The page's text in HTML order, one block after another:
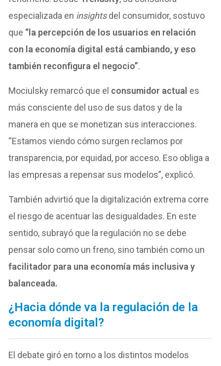
especializada en insightsdel consumidor, sostuvo
que “la percepción de los usuarios en relación
con la economía digital está cambiando, y eso
también reconfigura el negocio”.
Mociulsky remarcó que el consumidor actual es
más consciente del uso de sus datos y de la
manera en que se monetizan sus interacciones.
“Estamos viendo cómo surgen reclamos por
transparencia, por equidad, por acceso. Eso obliga a
las empresas a repensar sus modelos”, explicó.
También advirtió que la digitalización extrema corre
el riesgo de acentuar las desigualdades. En este
sentido, subrayó que la regulación no se debe
pensar solo como un freno, sino también como un
facilitador para una economía más inclusiva y
balanceada.
¿Hacia dónde va la regulación de la
economía digital?
El debate giró en torno a los distintos modelos